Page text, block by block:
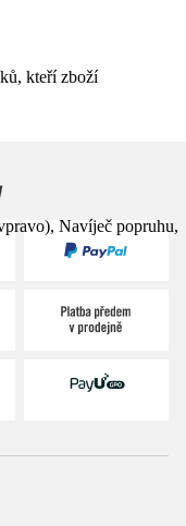
Navíječ popruhu,
kteří zboží